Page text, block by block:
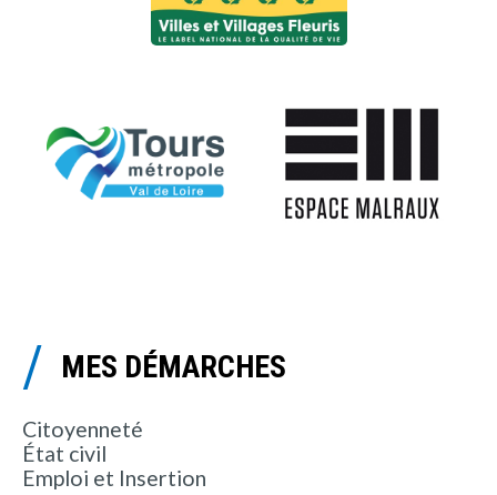
MES DÉMARCHES
Citoyenneté
État civil
Emploi et Insertion